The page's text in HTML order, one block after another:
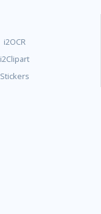
i2OCR
i2Clipart
Stickers